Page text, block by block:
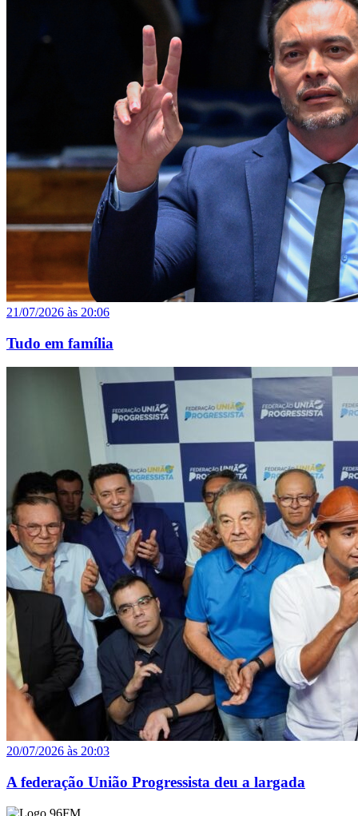
21/07/2026 às 20:06
Tudo em família
20/07/2026 às 20:03
A federação União Progressista deu a largada